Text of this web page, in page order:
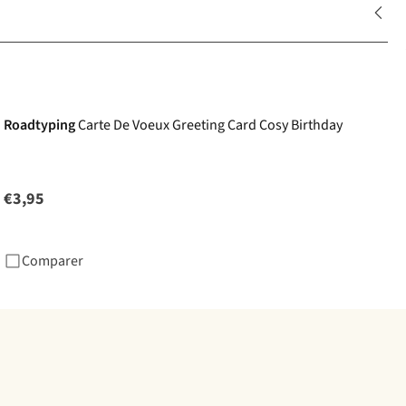
RoadtypingCarte De Voeux Greeting Card Cosy Birthday
€3,95
Comparer